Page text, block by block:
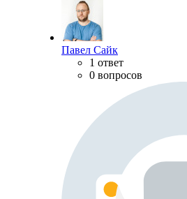
Павел Сайк
1 ответ
0 вопросов